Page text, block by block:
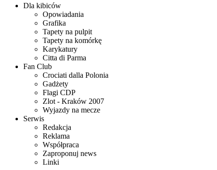
Dla kibiców
Opowiadania
Grafika
Tapety na pulpit
Tapety na komórkę
Karykatury
Citta di Parma
Fan Club
Crociati dalla Polonia
Gadżety
Flagi CDP
Zlot - Kraków 2007
Wyjazdy na mecze
Serwis
Redakcja
Reklama
Współpraca
Zaproponuj news
Linki